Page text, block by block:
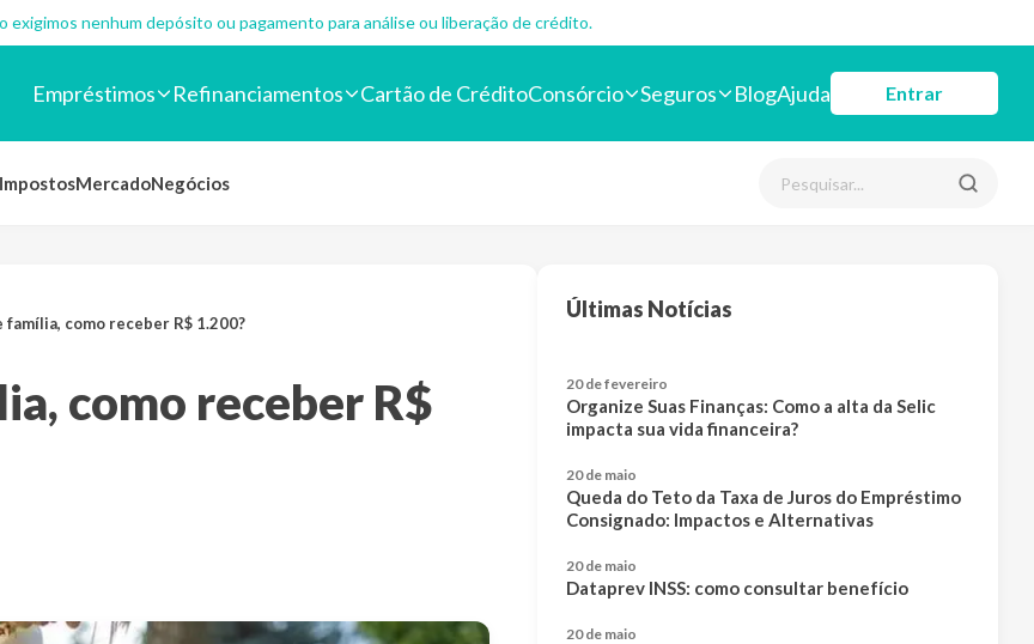
exigimos nenhum depósito ou pagamento para análise ou liberação de crédito.
Empréstimos Refinanciamentos Cartão de CréditoConsórcio Seguros BlogAjuda Entrar
ImpostosMercadoNegócios
família, como receber R$ 1.200?
como receber R$
Últimas Notícias
20 de fevereiro
Organize Suas Finanças: Como a alta da Selic
impacta sua vida financeira?
20 de maio
Queda do Teto da Taxa de Juros do Empréstimo
Consignado: Impactos e Alternativas
20 de maio
Dataprev INSS: como consultar benefício
20 de maio